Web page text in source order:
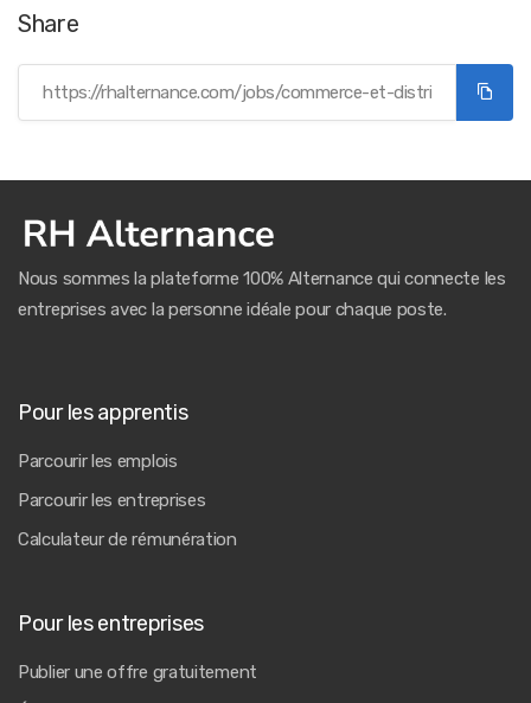
Share
Nous sommes la plateforme 100% Alternance qui connecte les
entreprises avec la personne idéale pour chaque poste.
Pour les apprentis
Parcourir les emplois
Parcourir les entreprises
Calculateur de rémunération
Pour les entreprises
Publier une offre gratuitement